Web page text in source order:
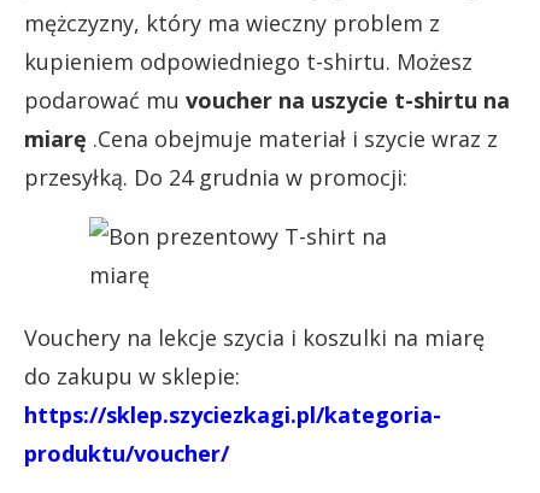
mężczyzny, który ma wieczny problem z
kupieniem odpowiedniego t-shirtu. Możesz
podarować mu voucher na uszycie t-shirtu na
miarę .Cena obejmuje materiał i szycie wraz z
przesyłką. Do 24 grudnia w promocji:
Vouchery na lekcje szycia i koszulki na miarę
do zakupu w sklepie:
https://sklep.szyciezkagi.pl/kategoria-
produktu/voucher/